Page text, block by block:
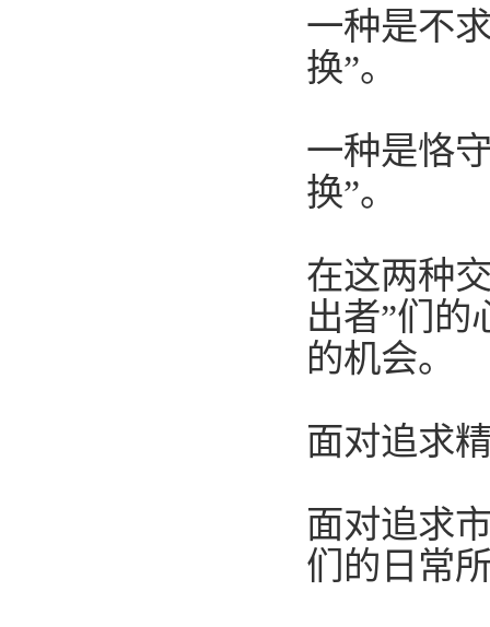
一种是不
换”。
一种是恪
换”。
在这两种
出者”们的
的机会。
面对追求
面对追求
们的日常